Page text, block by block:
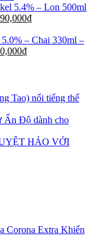
5.4% – Lon 500ml
₫
– Chai 330ml –
₫
Tao) nổi tiếng thế
Ấn Độ dành cho
HẢO VỚI
Corona Extra Khiến